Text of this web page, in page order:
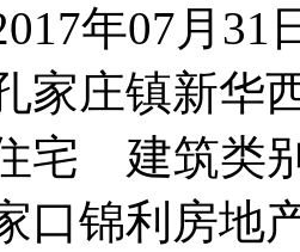
年07月31
家庄镇新华
宅
建筑类
口锦利房地